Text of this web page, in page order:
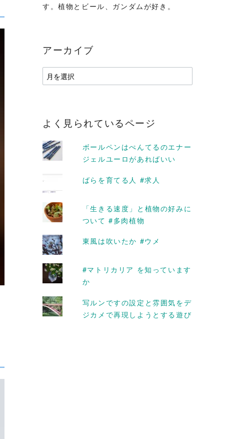
す。植物とビール、ガンダムが好き。
アーカイブ
ア
ー
ブ
よく見られているページ
ボールペンはぺんてるのエナー
ジェルユーロがあればいい
ばらを育てる人 #求人
「生きる速度」と植物の好みに
ついて #多肉植物
東風は吹いたか #ウメ
#マトリカリア を知っています
か
写ルンですの設定と雰囲気をデ
ジカメで再現しようとする遊び